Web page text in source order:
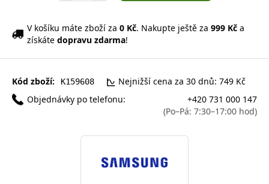
V košíku máte zboží za 0 Kč. Nakupte ještě za 999 Kč a
získáte dopravu zdarma!
Kód zboží: K159608
Nejnižší cena za 30 dnů: 749 Kč
Objednávky po telefonu:
+420 731 000 147
(Po–Pá: 7:30–17:00 hod)